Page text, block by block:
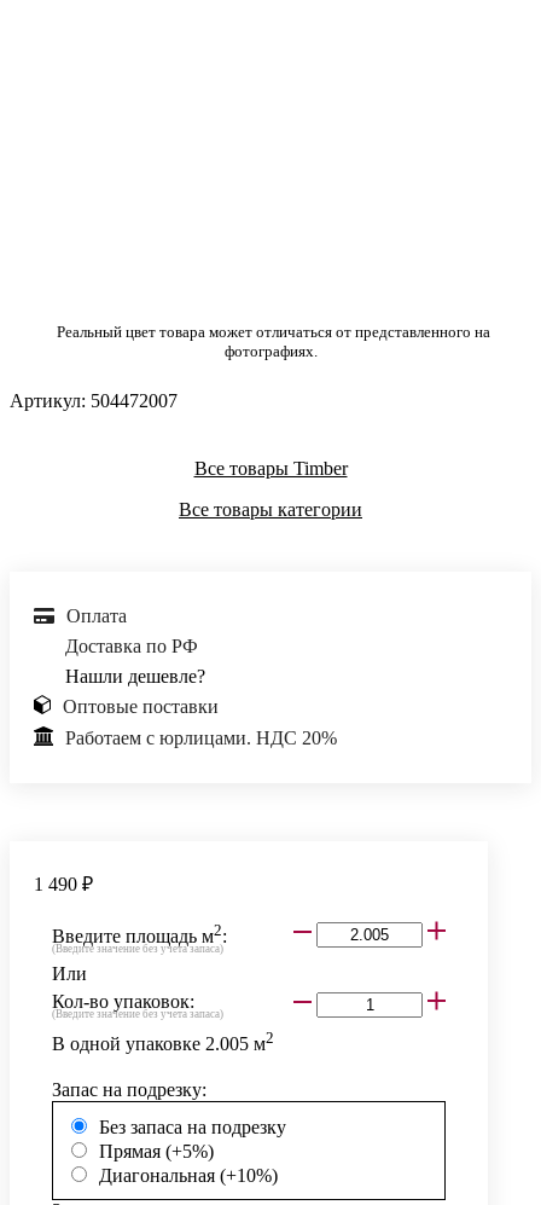
Реальный цвет товара может отличаться от представленного на
фотографиях.
Артикул: 504472007
Все товары Timber
Все товары категории
Оплата
Доставка по РФ
Нашли дешевле?
Оптовые поставки
Работаем с юрлицами. НДС 20%
1 490 ₽
Введите площадь м2:
(Введите значение без учета запаса)
Или
Кол-во упаковок:
(Введите значение без учета запаса)
В одной упаковке 2.005 м2
Запас на подрезку:
Без запаса на подрезку
Прямая (+5%)
Диагональная (+10%)